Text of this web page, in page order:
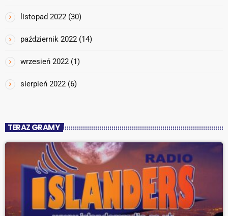
listopad 2022 (30)
październik 2022 (14)
wrzesień 2022 (1)
sierpień 2022 (6)
TERAZ GRAMY